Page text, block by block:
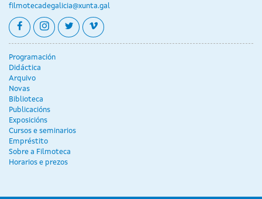
filmotecadegalicia@xunta.gal
facebookinstagram
twittervimeo
Programación
Didáctica
Arquivo
Novas
Biblioteca
Publicacións
Exposicións
Cursos e seminarios
Empréstito
Sobre a Filmoteca
Horarios e prezos